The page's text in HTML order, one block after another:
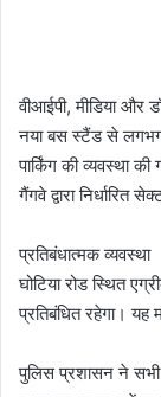
वीआईपी, मीडिया और
नया बस स्टैंड से
पार्किंग की व्यवस्था
गैंगवे द्वारा निर्धारित
प्रतिबंधात्मक व्यवस्था
घोटिया रोड स्थित
प्रतिबंधित रहेगा। यह
पुलिस प्रशासन ने सभी